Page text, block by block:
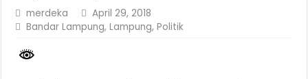
Jasa Raharja Jamin Seluruh Korban Kebakaran KM Mutiara
Gubernur Mirza Ajak IAI Darul Fattah Cetak SDM Adaptif
merdeka
April 29, 2018
Bandar Lampung,Lampung,Politik